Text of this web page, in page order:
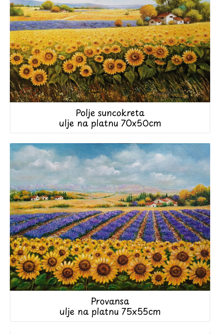
Polje suncokreta
ulje na platnu 70x50cm
Provansa
ulje na platnu 75x55cm